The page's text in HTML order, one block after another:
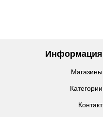
Информация
Магазины
Категории
Контакт